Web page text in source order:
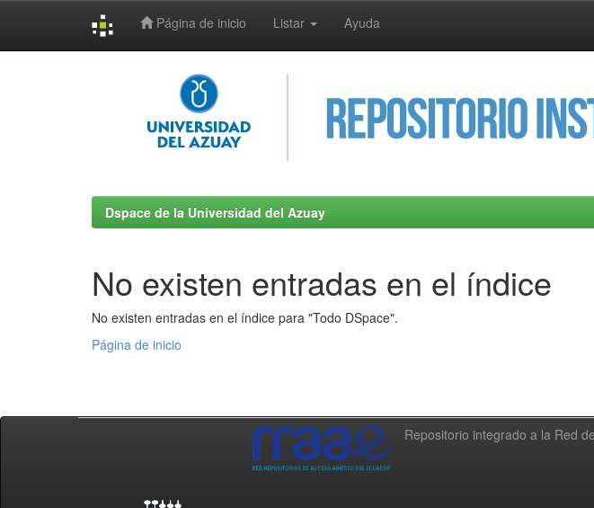
Página de inicio Listar Ayuda
Dspace de la Universidad del Azuay
No existen entradas en el índice
No existen entradas en el índice para "Todo DSpace".
Página de inicio
Repositorio integrado a la Red